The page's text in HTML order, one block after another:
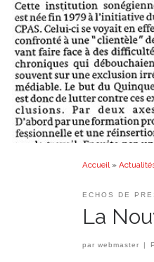
Accueil »
ECHOS DE
La
par webmaster |